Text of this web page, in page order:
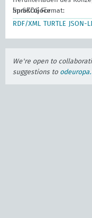
Sproščujoče
im SKOS Format:
RDF/XML
TURTLE JSON-
We're open to
suggestions to